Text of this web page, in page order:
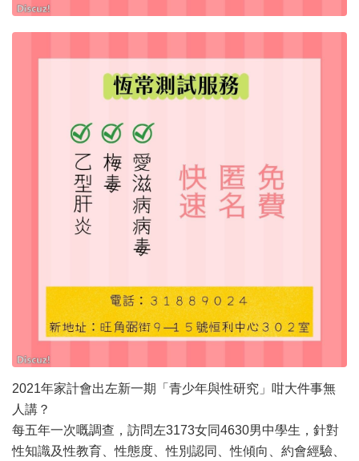
2021年家計會出左新一期「青少年與性研究」咁大件事無
人講？
每五年一次嘅調查，訪問左3173女同4630男中學生，針對
性知識及性教育、性態度、性別認同、性傾向、約會經驗、